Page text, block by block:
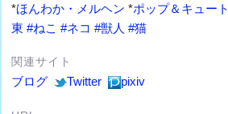
*ほんわか・メルヘン *ポップ＆キュート
東 #ねこ #ネコ #獣人 #猫
関連サイト
ブログ Twitter pixiv